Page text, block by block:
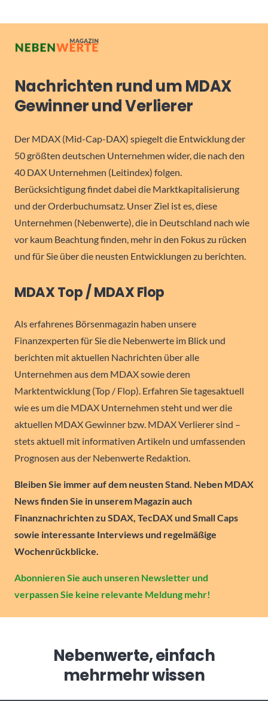
Nachrichten rund um MDAX
Gewinner und Verlierer
Der MDAX (Mid-Cap-DAX) spiegelt die Entwicklung der
50 größten deutschen Unternehmen wider, die nach den
40 DAX Unternehmen (Leitindex) folgen.
Berücksichtigung findet dabei die Marktkapitalisierung
und der Orderbuchumsatz. Unser Ziel ist es, diese
Unternehmen (Nebenwerte), die in Deutschland nach wie
vor kaum Beachtung finden, mehr in den Fokus zu rücken
und für Sie über die neusten Entwicklungen zu berichten.
MDAX Top / MDAX Flop
Als erfahrenes Börsenmagazin haben unsere
Finanzexperten für Sie die Nebenwerte im Blick und
berichten mit aktuellen Nachrichten über alle
Unternehmen aus dem MDAX sowie deren
Marktentwicklung (Top / Flop). Erfahren Sie tagesaktuell
wie es um die MDAX Unternehmen steht und wer die
aktuellen MDAX Gewinner bzw. MDAX Verlierer sind –
stets aktuell mit informativen Artikeln und umfassenden
Prognosen aus der Nebenwerte Redaktion.
Bleiben Sie immer auf dem neusten Stand. Neben MDAX
News finden Sie in unserem Magazin auch
Finanznachrichten zu SDAX, TecDAX und Small Caps
sowie interessante Interviews und regelmäßige
Wochenrückblicke.
Abonnieren Sie auch unseren Newsletter und
verpassen Sie keine relevante Meldung mehr!
Nebenwerte, einfach
mehrmehr wissen